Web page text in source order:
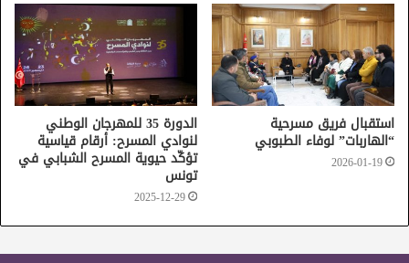
استقبال فريق مسرحية
“الهاربات” لوفاء الطبوبي
2026-01-19
الدورة 35 للمهرجان الوطني
لنوادي المسرح: أرقام قياسية
تؤكّد حيوية المسرح الشبابي في
تونس
2025-12-29